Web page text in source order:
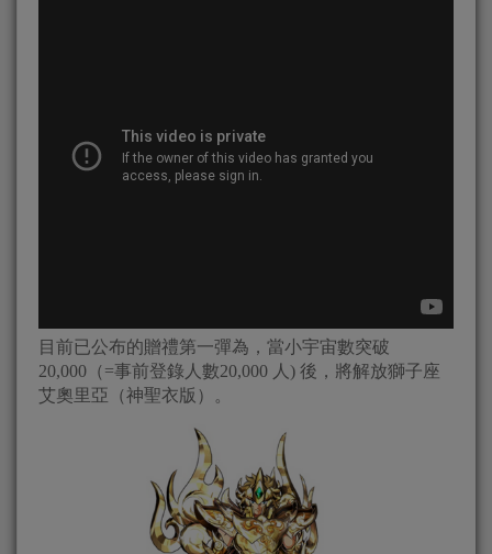
目前已公布的贈禮第一彈為，當小宇宙數突破
20,000（=事前登錄人數20,000 人) 後，將解放獅子座
艾奧里亞（神聖衣版）。